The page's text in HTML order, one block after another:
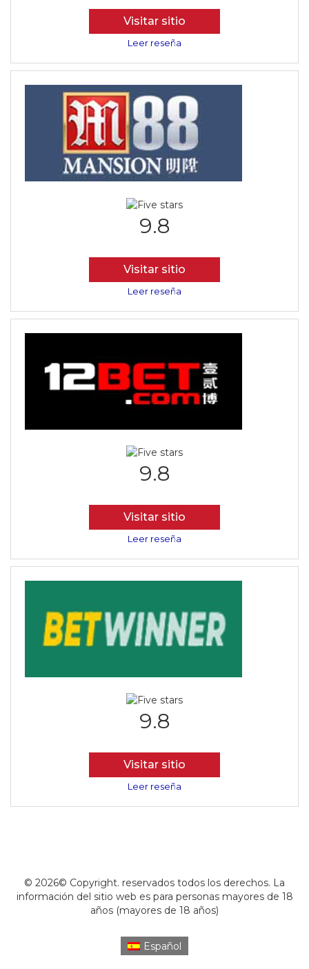
Visitar sitio
Leer reseña
9.8
Visitar sitio
Leer reseña
9.8
Visitar sitio
Leer reseña
9.8
Visitar sitio
Leer reseña
© 2026© Copyright. reservados todos los derechos. La
información del sitio web es para personas mayores de 18
años (mayores de 18 años)
Español